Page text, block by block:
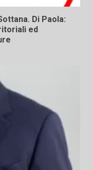
Di Paola:
ed